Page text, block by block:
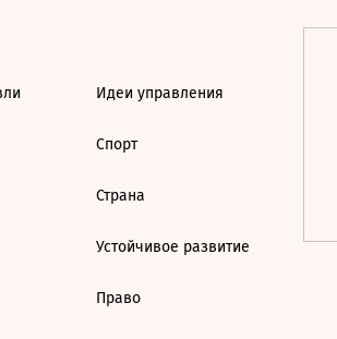
Идеи управления
Спорт
Страна
Устойчивое развитие
Право